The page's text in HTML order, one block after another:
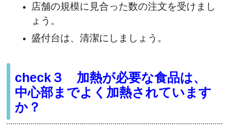
店舗の規模に見合った数の注文を受けまし
ょう。
盛付台は、清潔にしましょう。
check３ 加熱が必要な食品は、
中心部までよく加熱されています
か？